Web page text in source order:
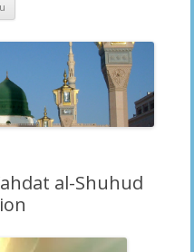
content
al-Shuhud